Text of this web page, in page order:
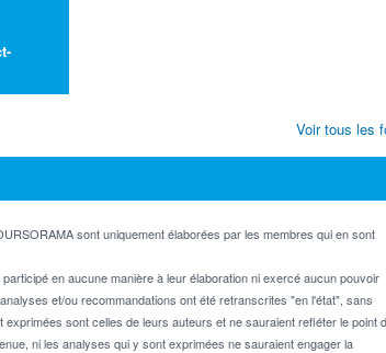
sont uniquement élaborées par les membres qui en sont
en aucune manière à leur élaboration ni exercé aucun pouvoir
et/ou recommandations ont été retranscrites "en l'état", sans
sont celles de leurs auteurs et ne sauraient refléter le point
ni les analyses qui y sont exprimées ne sauraient engager la
Voir tous les